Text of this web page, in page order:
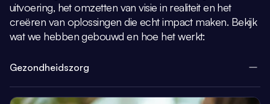
uitvoering, het omzetten van visiein realiteit en het
creëren van oplossingen die echt impact maken. Bekijk
wat we hebben gebouwd en hoe het werkt:
Gezondheidszorg